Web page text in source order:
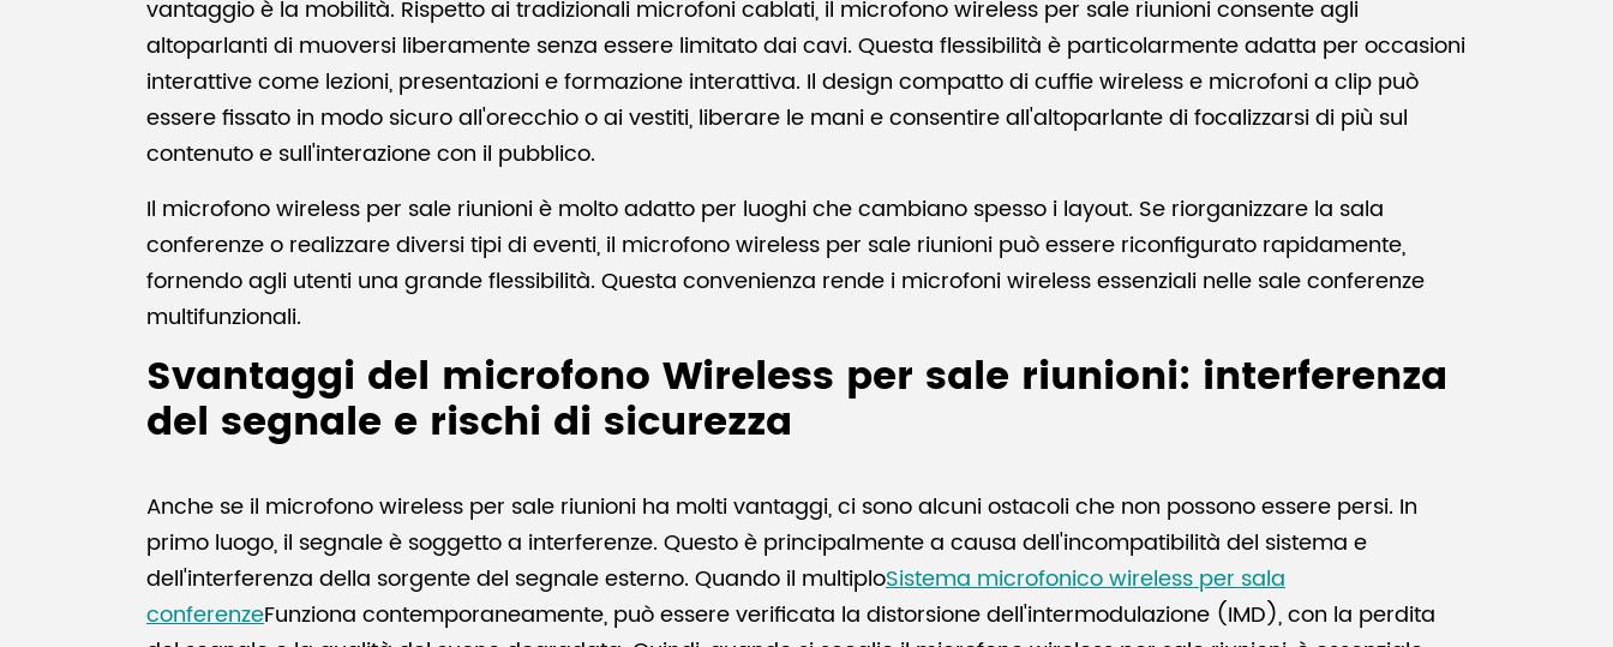
vantaggio è la mobilità. Rispetto ai tradizionali microfoni cablati, il microfono wireless per sale riunioni consente agli
altoparlanti di muoversi liberamente senza essere limitato dai cavi. Questa flessibilità è particolarmente adatta per occasioni
interattive come lezioni, presentazioni e formazione interattiva. Il design compatto di cuffie wireless e microfoni a clip può
essere fissato in modo sicuro all'orecchio o ai vestiti, liberare le mani e consentire all'altoparlante di focalizzarsi di più sul
contenuto e sull'interazione con il pubblico.
Il microfono wireless per sale riunioni è molto adatto per luoghi che cambiano spesso i layout. Se riorganizzare la sala
conferenze o realizzare diversi tipi di eventi, il microfono wireless per sale riunioni può essere riconfigurato rapidamente,
fornendo agli utenti una grande flessibilità. Questa convenienza rende i microfoni wireless essenziali nelle sale conferenze
multifunzionali.
Svantaggi del microfono Wireless per sale riunioni: interferenza
del segnale e rischi di sicurezza
Anche se il microfono wireless per sale riunioni ha molti vantaggi, ci sono alcuni ostacoli che non possono essere persi. In
primo luogo, il segnale è soggetto a interferenze. Questo è principalmente a causa dell'incompatibilità del sistema e
dell'interferenza della sorgente del segnale esterno. Quando il multiploSistema microfonico wireless per sala
conferenzeFunziona contemporaneamente, può essere verificata la distorsione dell'intermodulazione (IMD), con la perdita